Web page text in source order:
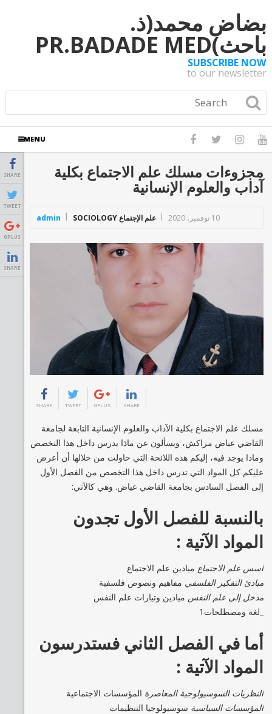
بضاض محمد(ذ.
باحث)PR.BADADE MED
SUBSCRIBE NOW
to our newsletter
MENU
SHARE
TWEET
GPLUS
SHARE
مجزوءات مسلك علم الاجتماع بكلية
آداب والعلوم الإنسانية
admin علم الإجتماع SOCIOLOGY 10 نوفمبر، 2020
SHARE TWEET GPLUS SHARE
مسلك علم الاجتماع بكلية الآداب والعلوم الإنسانية التابعة لجامعة
القاضي عياض مراكش، ويسألون عن ماذا يدرس داخل هذا التخصص
وماذا يوجد فيه، إليكم هذه اللائحة التي حاولت من خلالها أن أعرض
عليكم كل المواد التي تدرس داخل هذا التخصص من الفصل الأول
إلى الفصل السادس بجامعة القاضي عياض. وهي كالآتي:
بالنسبة للفصل الأول تجدون
المواد الآتية :
أسس علم الاجتماع ميادين علم الاجتماع
مبادئ التفكير الفلسفي مفاهيم ونصوص فلسفية
مدخل إلى علم النفس ميادين وتيارات علم النفس
_لغة ومصطلحات1
أما في الفصل الثاني فستدرسون
المواد الآتية :
النظريات السوسيولوجية المعاصرة المؤسسات الاجتماعية
المؤسسات السياسية سوسيولوجيا التنظيمات